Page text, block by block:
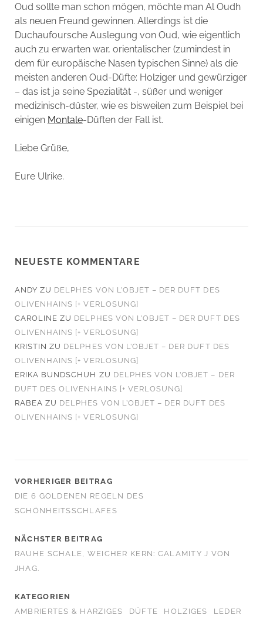
Oud sollte man schon mögen, möchte man Al Oudh
als neuen Freund gewinnen. Allerdings ist die
Duchaufoursche Auslegung von Oud, wie eigentlich
auch zu erwarten war, orientalischer (zumindest in
dem für europäische Nasen typischen Sinne) als die
meisten anderen Oud-Düfte: Holziger und gewürziger
– das ist ja seine Spezialität -, süßer und weniger
medizinisch-düster, wie es bisweilen zum Beispiel bei
einigen Montale-Düften der Fall ist.
Liebe Grüße,
Eure Ulrike.
NEUESTE KOMMENTARE
ANDY ZU DELPHES VON L’OBJET – DER DUFT DES
OLIVENHAINS [+ VERLOSUNG]
CAROLINE ZU DELPHES VON L’OBJET – DER DUFT DES
OLIVENHAINS [+ VERLOSUNG]
KRISTIN ZU DELPHES VON L’OBJET – DER DUFT DES
OLIVENHAINS [+ VERLOSUNG]
ERIKA BUNDSCHUH ZU DELPHES VON L’OBJET – DER
DUFT DES OLIVENHAINS [+ VERLOSUNG]
RABEA ZU DELPHES VON L’OBJET – DER DUFT DES
OLIVENHAINS [+ VERLOSUNG]
VORHERIGER BEITRAG
DIE 6 GOLDENEN REGELN DES
SCHÖNHEITSSCHLAFES
NÄCHSTER BEITRAG
RAUHE SCHALE, WEICHER KERN: CALAMITY J VON
JHAG.
KATEGORIEN
AMBRIERTES & HARZIGES
DÜFTE HOLZIGES
LEDER